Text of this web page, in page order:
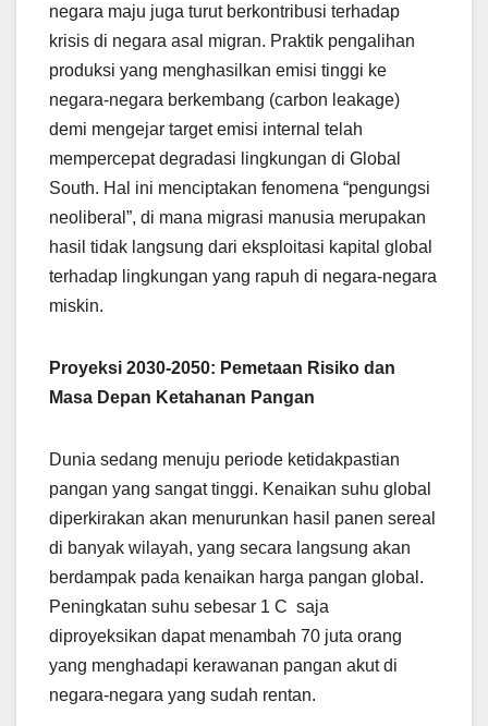
negara maju juga turut berkontribusi terhadap
krisis di negara asal migran. Praktik pengalihan
produksi yang menghasilkan emisi tinggi ke
negara-negara berkembang (carbon leakage)
demi mengejar target emisi internal telah
mempercepat degradasi lingkungan di Global
South. Hal ini menciptakan fenomena “pengungsi
neoliberal”, di mana migrasi manusia merupakan
hasil tidak langsung dari eksploitasi kapital global
terhadap lingkungan yang rapuh di negara-negara
miskin.
Proyeksi 2030-2050: Pemetaan Risiko dan
Masa Depan Ketahanan Pangan
Dunia sedang menuju periode ketidakpastian
pangan yang sangat tinggi. Kenaikan suhu global
diperkirakan akan menurunkan hasil panen sereal
di banyak wilayah, yang secara langsung akan
berdampak pada kenaikan harga pangan global.
Peningkatan suhu sebesar 1 C saja
diproyeksikan dapat menambah 70 juta orang
yang menghadapi kerawanan pangan akut di
negara-negara yang sudah rentan.